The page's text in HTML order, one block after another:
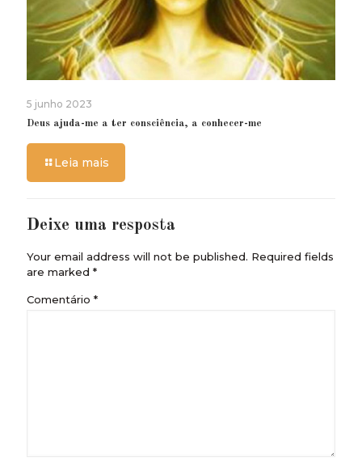
5 junho 2023
Deus ajuda-me a ter consciência, a conhecer-me
Leia mais
Deixe uma resposta
Your email address will not be published. Required fields
are marked *
Comentário *